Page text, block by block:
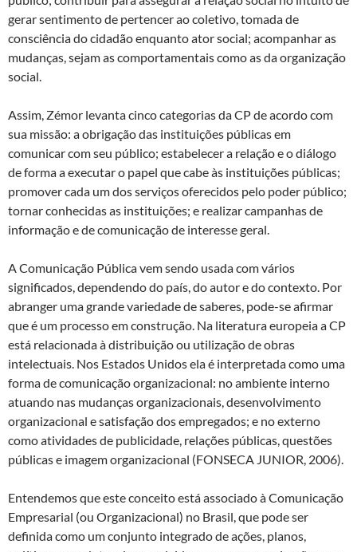
gerar sentimento de pertencer ao coletivo, tomada de
consciência do cidadão enquanto ator social; acompanhar as
mudanças, sejam as comportamentais como as da organização
social.
Assim, Zémor levanta cinco categorias da CP de acordo com
sua missão: a obrigação das instituições públicas em
comunicar com seu público; estabelecer a relação e o diálogo
de forma a executar o papel que cabe às instituições públicas;
promover cada um dos serviços oferecidos pelo poder público;
tornar conhecidas as instituições; e realizar campanhas de
informação e de comunicação de interesse geral.
A Comunicação Pública vem sendo usada com vários
significados, dependendo do país, do autor e do contexto. Por
abranger uma grande variedade de saberes, pode-se afirmar
que é um processo em construção. Na literatura europeia a CP
está relacionada à distribuição ou utilização de obras
intelectuais. Nos Estados Unidos ela é interpretada como uma
forma de comunicação organizacional: no ambiente interno
atuando nas mudanças organizacionais, desenvolvimento
organizacional e satisfação dos empregados; e no externo
como atividades de publicidade, relações públicas, questões
públicas e imagem organizacional (FONSECA JUNIOR, 2006).
Entendemos que este conceito está associado à Comunicação
Empresarial (ou Organizacional) no Brasil, que pode ser
definida como um conjunto integrado de ações, planos,